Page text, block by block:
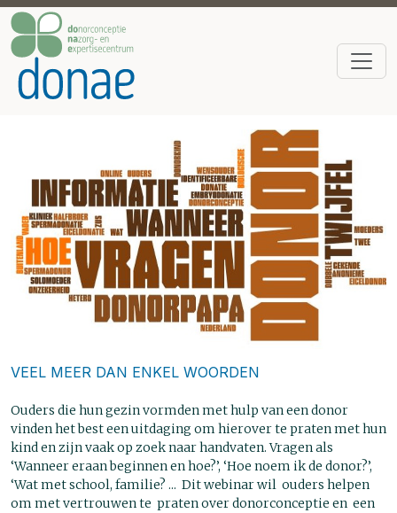
VEEL MEER DAN ENKEL WOORDEN
Ouders die hun gezin vormden met hulp van een donor
vinden het best een uitdaging om hierover te praten met hun
kind en zijn vaak op zoek naar handvaten. Vragen als
‘Wanneer eraan beginnen en hoe?’, ‘Hoe noem ik de donor?’,
‘Wat met school, familie? ... Dit webinar wil ouders helpen
om met vertrouwen te praten over donorconceptie en een